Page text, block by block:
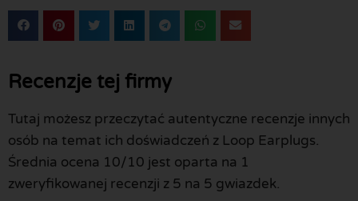
Recenzje tej firmy
Tutaj możesz przeczytać autentyczne recenzje innych
osób na temat ich doświadczeń z Loop Earplugs.
Średnia ocena 10/10 jest oparta na 1
zweryfikowanej recenzji z 5 na 5 gwiazdek.